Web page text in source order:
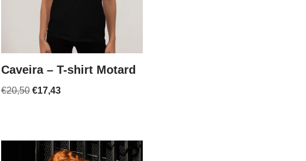
Caveira – T-shirt Motard
€20,50 €17,43